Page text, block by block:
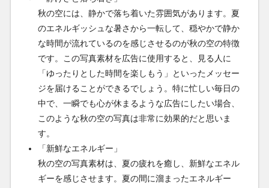
秋の空には、静かで落ち着いた雰囲気があります。夏
のエネルギッシュな暑さから一転して、穏やかで静か
な時間が流れているのを感じさせるのが秋の空の特徴
です。この写真素材を広告に使用すると、見る人に
「ゆったりとした時間を楽しもう」といったメッセー
ジを届けることができるでしょう。特に忙しい毎日の
中で、一瞬でも心が休まるような広告にしたい場合、
このような秋の空の写真は非常に効果的だと思いま
す。
「新鮮なエネルギー」
秋の空の写真素材は、夏の疲れを癒し、新鮮なエネル
ギーを感じさせます。夏の間に溜まったエネルギー